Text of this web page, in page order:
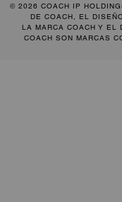
© 2026 COACH IP
DE COACH, EL
LA MARCA COACH Y EL
COACH SON MARCAS